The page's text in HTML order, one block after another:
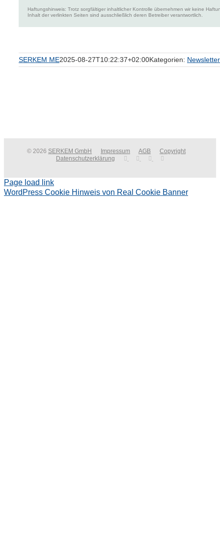
Haftungshinweis: Trotz sorgfältiger inhaltlicher Kontrolle übernehmen wir keine
Inhalt der verlinkten Seiten sind ausschließlich deren Betreiber verantwortlich.
SERKEM ME2025-08-27T10:22:37+02:00Kategorien: Newsletter
© 2026 SERKEM GmbH Impressum AGB
Copyright
Datenschutzerklärung
Page load link
WordPress Cookie Hinweis von Real Cookie Banner